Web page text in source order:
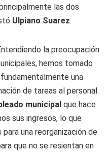
las dos
Ulpiano Suarez.
la preocupación
hemos tomado
una
de tareas al personal.
municipal que hace
sus ingresos, lo que
una reorganización de
que no se resientan en